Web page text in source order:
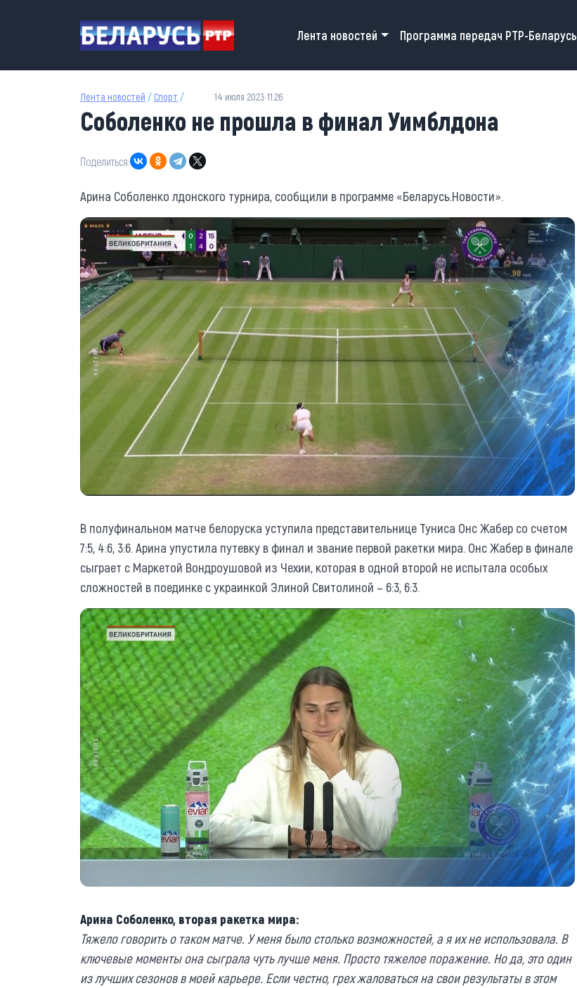
Main navigation
Лента новостей Программа передач РТР-Беларусь
Лента новостей / Спорт / 14 июля 2023 11:26
Соболенко не прошла в финал Уимблдона
Поделиться:
Арина Соболенко лдонского турнира, сообщили в программе «Беларусь.Новости».
В полуфинальном матче белоруска уступила представительнице Туниса Онс Жабер со счетом
7:5, 4:6, 3:6. Арина упустила путевку в финал и звание первой ракетки мира. Онс Жабер в финале
сыграет с Маркетой Вондроушовой из Чехии, которая в одной второй не испытала особых
сложностей в поединке с украинкой Элиной Свитолиной – 6:3, 6:3.
Арина Соболенко, вторая ракетка мира:
Тяжело говорить о таком матче. У меня было столько возможностей, а я их не использовала. В
ключевые моменты она сыграла чуть лучше меня. Просто тяжелое поражение. Но да, это один
из лучших сезонов в моей карьере. Если честно, грех жаловаться на свои результаты в этом